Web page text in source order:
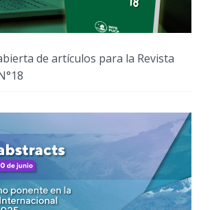
de artículos para la Revista